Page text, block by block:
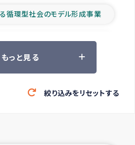
循環型社会のモデル形成事業
アー参加者の声
緊急救援の時代
もっと見る
絞り込みをリセットする